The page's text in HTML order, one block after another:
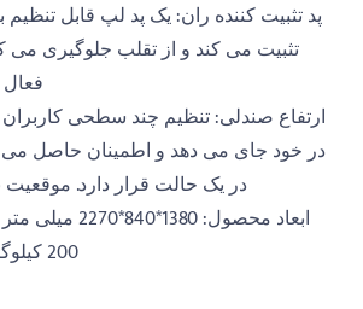
پد تثبیت کننده ران: یک پد لپ قابل
تثبیت می کند و از تقلب جلوگیری می
ارتفاع صندلی: تنظیم چند سطحی
در خود جای می دهد و اطمینان حاصل
در یک حالت قرار دارد. موقعیت
200 کیلوگرم (خالص/ناخالص)